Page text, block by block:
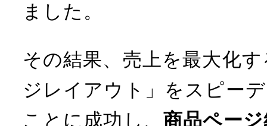
ました。
その結果、売上を最大化
ジレイアウト」をスピー
ことに成功し、 商品ペー